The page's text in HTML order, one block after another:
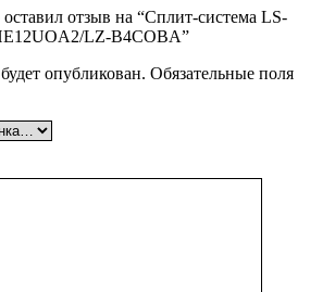
отзыв на “Сплит-система LS-
LZ-B4COBA”
опубликован. Обязательные поля